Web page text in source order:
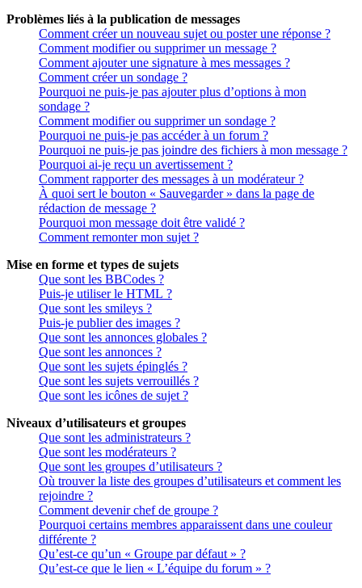
Problèmes liés à la publication de messages
Comment créer un nouveau sujet ou poster une réponse ?
Comment modifier ou supprimer un message ?
Comment ajouter une signature à mes messages ?
Comment créer un sondage ?
Pourquoi ne puis-je pas ajouter plus d’options à mon
sondage ?
Comment modifier ou supprimer un sondage ?
Pourquoi ne puis-je pas accéder à un forum ?
Pourquoi ne puis-je pas joindre des fichiers à mon message ?
Pourquoi ai-je reçu un avertissement ?
Comment rapporter des messages à un modérateur ?
À quoi sert le bouton « Sauvegarder » dans la page de
rédaction de message ?
Pourquoi mon message doit être validé ?
Comment remonter mon sujet ?
Mise en forme et types de sujets
Que sont les BBCodes ?
Puis-je utiliser le HTML ?
Que sont les smileys ?
Puis-je publier des images ?
Que sont les annonces globales ?
Que sont les annonces ?
Que sont les sujets épinglés ?
Que sont les sujets verrouillés ?
Que sont les icônes de sujet ?
Niveaux d’utilisateurs et groupes
Que sont les administrateurs ?
Que sont les modérateurs ?
Que sont les groupes d’utilisateurs ?
Où trouver la liste des groupes d’utilisateurs et comment les
rejoindre ?
Comment devenir chef de groupe ?
Pourquoi certains membres apparaissent dans une couleur
différente ?
Qu’est-ce qu’un « Groupe par défaut » ?
Qu’est-ce que le lien « L’équipe du forum » ?